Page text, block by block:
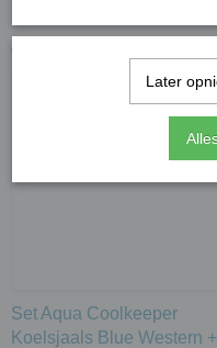
Ook interessant
Set Aqua Coolkeeper
Koelsjaals Blue Western +
Later